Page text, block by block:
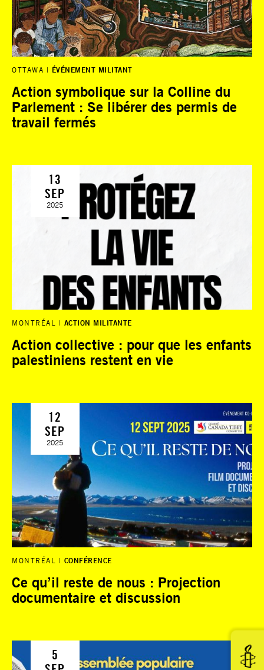
OTTAWA ÉVÉNEMENT MILITANT
Action symbolique sur la Colline du
Parlement : Se libérer des permis de
travail fermés
13
SEP
2025
MONTRÉAL ACTION MILITANTE
Action collective : pour que les enfants
palestiniens restent en vie
12
SEP
2025
MONTRÉAL CONFÉRENCE
Ce qu’il reste de nous : Projection
documentaire et discussion
5